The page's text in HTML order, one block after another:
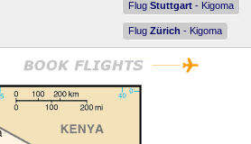
Flug Stuttgart - Kigoma
Flug Zürich - Kigoma